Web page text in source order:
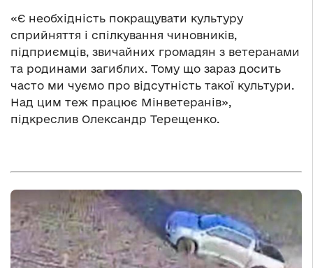
«Є необхідність покращувати культуру
сприйняття і спілкування чиновників,
підприємців, звичайних громадян з ветеранами
та родинами загиблих. Тому що зараз досить
часто ми чуємо про відсутність такої культури.
Над цим теж працює Мінветеранів»,
підкреслив Олександр Терещенко.